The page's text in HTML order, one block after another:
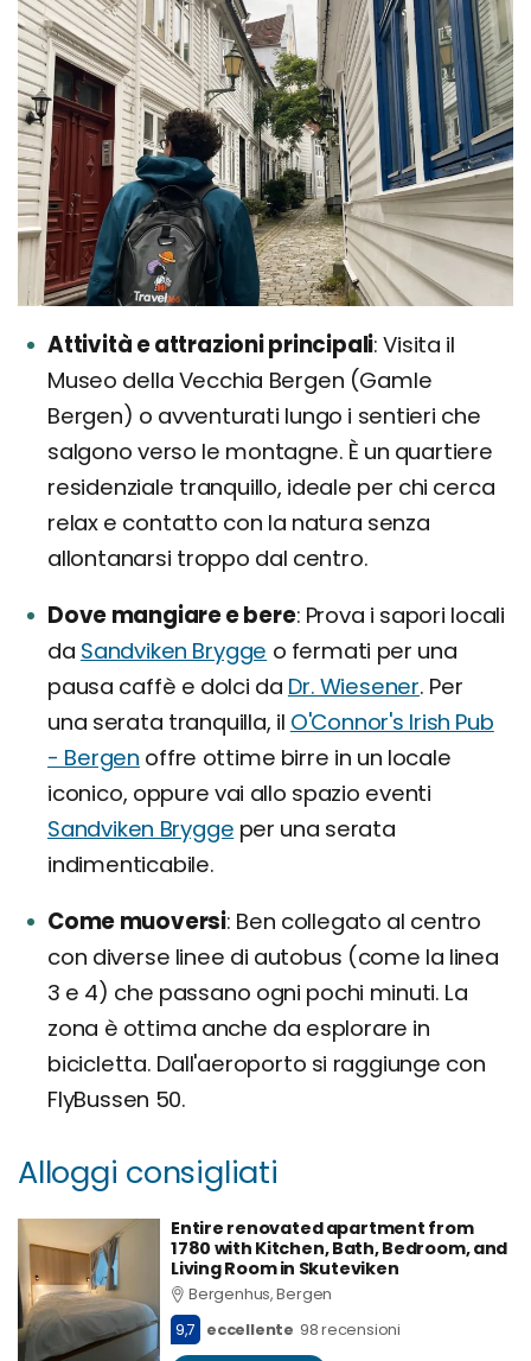
Attività e attrazioni principali Visita il
Museo della Vecchia Bergen (Gamle
Bergen) o avventurati lungo i sentieri che
salgono verso le montagne. È un quartiere
residenziale tranquillo, ideale per chi cerca
relax e contatto con la natura senza
allontanarsi troppo dal centro.
Dove mangiare e bere Prova i sapori locali
da Sandviken Brygge o fermati per una
pausa caffè e dolci da Dr. Wiesener. Per
una serata tranquilla, il O'Connor's Irish Pub
- Bergen offre ottime birre in un locale
iconico, oppure vai allo spazio eventi
Sandviken Brygge per una serata
indimenticabile.
Come muoversi Ben collegato al centro
con diverse linee di autobus (come la linea
3 e 4) che passano ogni pochi minuti. La
zona è ottima anche da esplorare in
bicicletta. Dall'aeroporto si raggiunge con
FlyBussen 50.
Alloggi consigliati
Entire renovated apartment from
1780 with Kitchen, Bath, Bedroom, and
Living Room in Skuteviken
Bergenhus, Bergen
9,7
eccellente 98 recensioni